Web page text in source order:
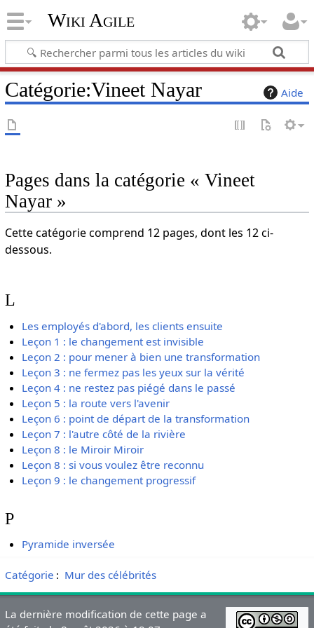
Wiki Agile
Aide
Catégorie:Vineet Nayar
Pages dans la catégorie « Vineet
Nayar »
Cette catégorie comprend 12 pages, dont les 12 ci-
dessous.
L
Les employés d'abord, les clients ensuite
Leçon 1 : le changement est invisible
Leçon 2 : pour mener à bien une transformation
Leçon 3 : ne fermez pas les yeux sur la vérité
Leçon 4 : ne restez pas piégé dans le passé
Leçon 5 : la route vers l'avenir
Leçon 6 : point de départ de la transformation
Leçon 7 : l'autre côté de la rivière
Leçon 8 : le Miroir Miroir
Leçon 8 : si vous voulez être reconnu
Leçon 9 : le changement progressif
P
Pyramide inversée
Catégorie : Mur des célébrités
La dernière modification de cette page a